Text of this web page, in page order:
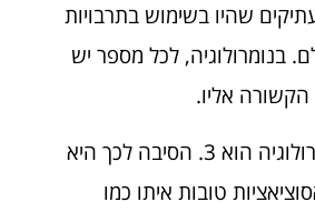
שהיו בשימוש בתרבויות
בנומרולוגיה, לכל מספר יש
אליו.
מספר המזל בנומרולוגיה הוא 3. הסיבה לכך היא
אסוציאציות טובות איתו כמו